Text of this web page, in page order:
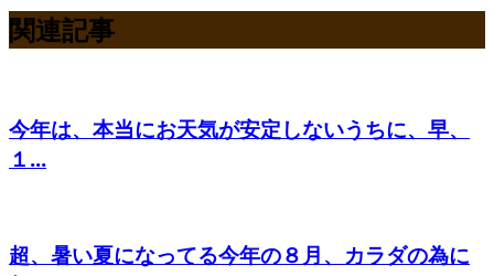
関連記事
今年は、本当にお天気が安定しないうちに、早、
１...
超、暑い夏になってる今年の８月、カラダの為に